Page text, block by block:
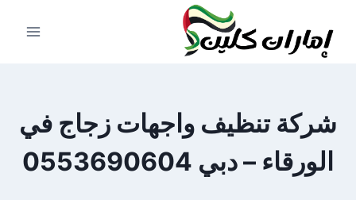
المحتوى
شركة تنظيف واجهات زجاج في
الورقاء – دبي 0553690604